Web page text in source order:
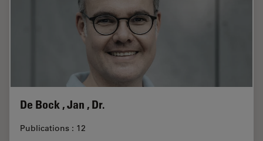
De Bock , Jan , Dr.
Publications : 12